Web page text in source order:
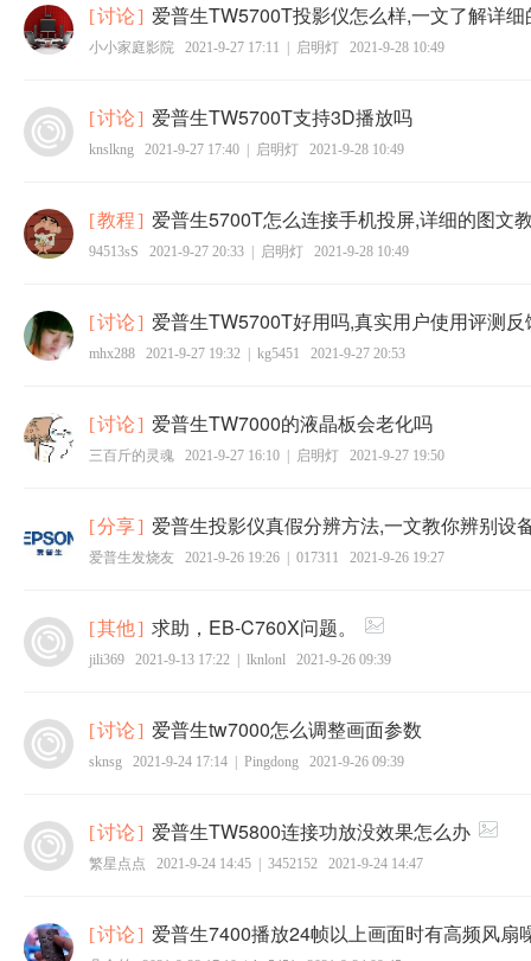
[讨论] 爱普生TW5700T投影仪怎么样,一文了解详
小小家庭影院 2021-9-27 17:11 启明灯 2021-9-28 10:49
[讨论] 爱普生TW5700T支持3D播放吗
knslkng 2021-9-27 17:40 启明灯 2021-9-28 10:49
[教程] 爱普生5700T怎么连接手机投屏,详细的图文
94513sS 2021-9-27 20:33 启明灯 2021-9-28 10:49
[讨论] 爱普生TW5700T好用吗,真实用户使用评测反
mhx288 2021-9-27 19:32 kg5451 2021-9-27 20:53
[讨论] 爱普生TW7000的液晶板会老化吗
三百斤的灵魂 2021-9-27 16:10 启明灯 2021-9-27 19:50
[分享] 爱普生投影仪真假分辨方法,一文教你辨别设
爱普生发烧友 2021-9-26 19:26 017311 2021-9-26 19:27
[其他] 求助，EB-C760X问题。
jili369 2021-9-13 17:22 lknlonl 2021-9-26 09:39
[讨论] 爱普生tw7000怎么调整画面参数
sknsg 2021-9-24 17:14 Pingdong 2021-9-26 09:39
[讨论] 爱普生TW5800连接功放没效果怎么办
繁星点点 2021-9-24 14:45 3452152 2021-9-24 14:47
[讨论] 爱普生7400播放24帧以上画面时有高频风扇